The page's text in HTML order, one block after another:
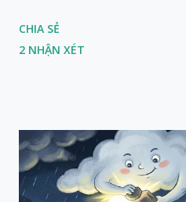
CHIA SẺ
2 NHẬN XÉT